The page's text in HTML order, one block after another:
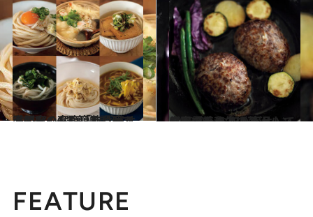
2019.7.24
満足度の高い「取り寄せうどん」6選 簡単調理で手間なくお腹いっぱい！
グルメ 2018.7.6
但馬黒毛和牛の贅沢ハンバーグを お取り寄せして自宅で焼き上げる
グルメ
FEATURE